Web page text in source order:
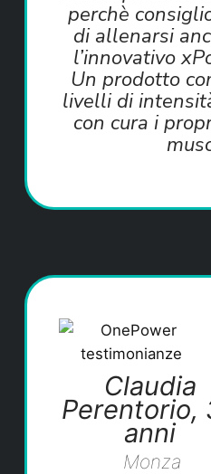
perchè
di allenarsi
l’innovativo
Un prodotto
livelli di
con cura i
Claudia
Perentorio,
anni
Monza